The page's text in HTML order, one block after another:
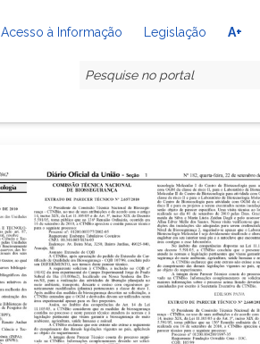
Acesso à Informação Legislação A+